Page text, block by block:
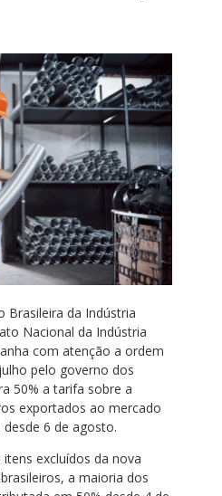
Brasileira da Indústria
Nacional da Indústria
com atenção a ordem
pelo governo dos
50% a tarifa sobre a
exportados ao mercado
6 de agosto.
excluídos da nova
a maioria dos